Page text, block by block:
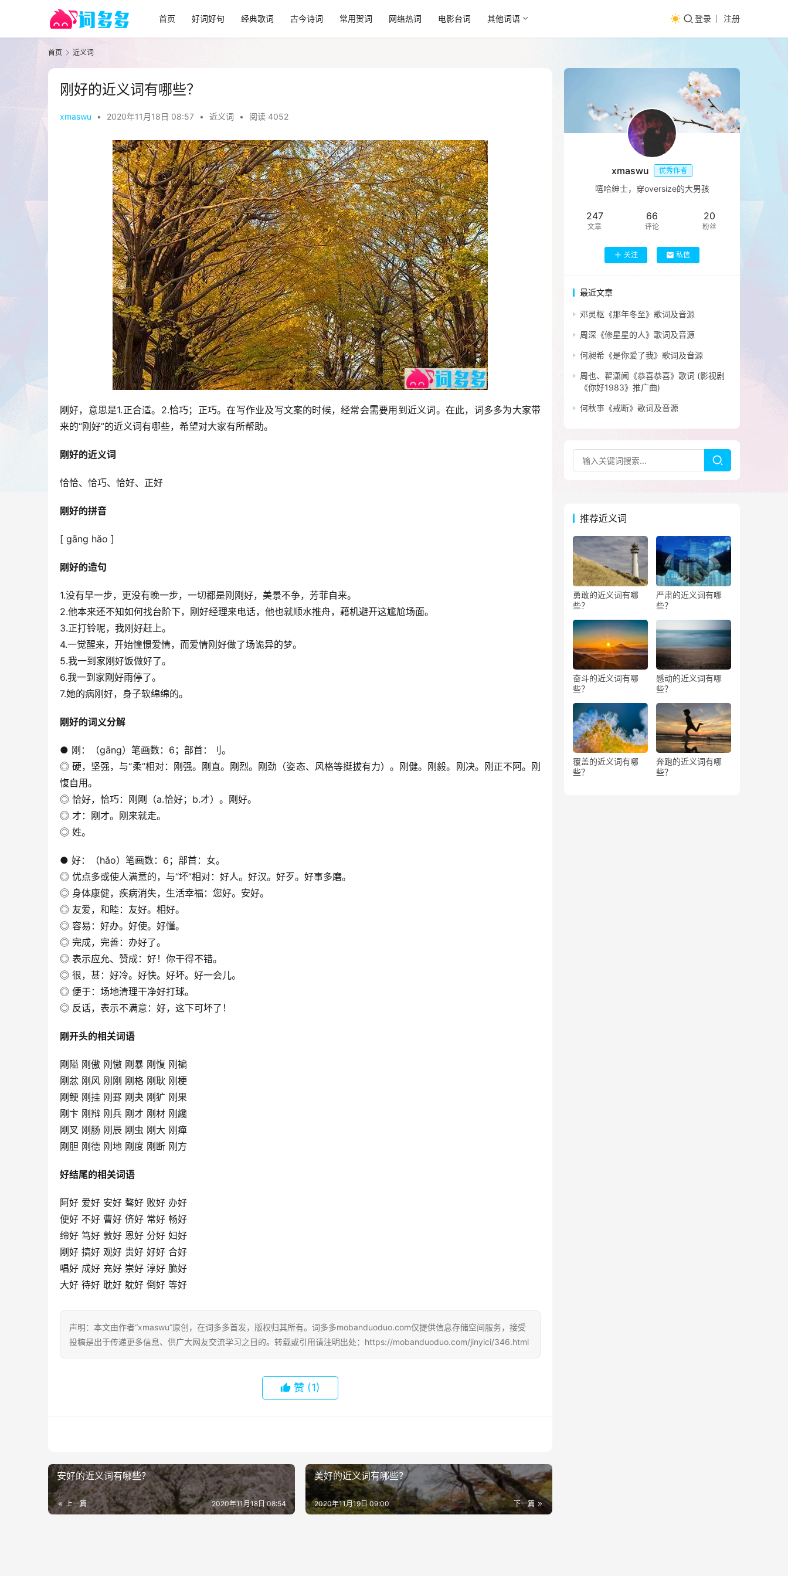
首页 好词好句 经典歌词 古今诗词 常用贺词 网络热词 电影台词 其他词语 登录 注册
首页 近义词
刚好的近义词有哪些？
xmaswu • 2020年11月18日 08:57 • 近义词 • 阅读 4052
刚好，意思是1.正合适。2.恰巧；正巧。在写作业及写文案的时候，经常会需要用到近义词。在此，词多多为大家带
来的“刚好”的近义词有哪些，希望对大家有所帮助。
刚好的近义词
恰恰、恰巧、恰好、正好
刚好的拼音
[ gāng hǎo ]
刚好的造句
1.没有早一步，更没有晚一步，一切都是刚刚好，美景不争，芳菲自来。
2.他本来还不知如何找台阶下，刚好经理来电话，他也就顺水推舟，藉机避开这尴尬场面。
3.正打铃呢，我刚好赶上。
4.一觉醒来，开始憧憬爱情，而爱情刚好做了场诡异的梦。
5.我一到家刚好饭做好了。
6.我一到家刚好雨停了。
7.她的病刚好，身子软绵绵的。
刚好的词义分解
● 刚：（gāng）笔画数：6；部首：刂。
◎ 硬，坚强，与“柔”相对：刚强。刚直。刚烈。刚劲（姿态、风格等挺拔有力）。刚健。刚毅。刚决。刚正不阿。刚
愎自用。
◎ 恰好，恰巧：刚刚（a.恰好；b.才）。刚好。
◎ 才：刚才。刚来就走。
◎ 姓。
● 好：（hǎo）笔画数：6；部首：女。
◎ 优点多或使人满意的，与“坏”相对：好人。好汉。好歹。好事多磨。
◎ 身体康健，疾病消失，生活幸福：您好。安好。
◎ 友爱，和睦：友好。相好。
◎ 容易：好办。好使。好懂。
◎ 完成，完善：办好了。
◎ 表示应允、赞成：好！你干得不错。
◎ 很，甚：好冷。好快。好坏。好一会儿。
◎ 便于：场地清理干净好打球。
◎ 反话，表示不满意：好，这下可坏了！
刚开头的相关词语
刚隘 刚傲 刚慠 刚暴 刚愎 刚褊
刚忿 刚风 刚刚 刚格 刚耿 刚梗
刚鲠 刚挂 刚罫 刚夬 刚犷 刚果
刚卞 刚辩 刚兵 刚才 刚材 刚纔
刚叉 刚肠 刚辰 刚虫 刚大 刚瘅
刚胆 刚德 刚地 刚度 刚断 刚方
好结尾的相关词语
阿好 爱好 安好 骜好 败好 办好
便好 不好 曹好 侪好 常好 畅好
缔好 笃好 敦好 恩好 分好 妇好
刚好 搞好 观好 贵好 好好 合好
唱好 成好 充好 崇好 淳好 脆好
大好 待好 耽好 躭好 倒好 等好
声明：本文由作者“xmaswu”原创，在词多多首发，版权归其所有。词多多mobanduoduo.com仅提供信息存储空间服务，接受
投稿是出于传递更多信息、供广大网友交流学习之目的。转载或引用请注明出处：https://mobanduoduo.com/jinyici/346.html
赞 (1)
安好的近义词有哪些？
上一篇 2020年11月18日 08:54
美好的近义词有哪些？
下一篇
2020年11月19日 09:00
xmaswu 优秀作者
嘻哈绅士，穿oversize的大男孩
247
文章
66
评论
20
粉丝
关注 私信
最近文章
邓灵枢《那年冬至》歌词及音源
周深《修星星的人》歌词及音源
何昶希《是你爱了我》歌词及音源
周也、翟潇闻《恭喜恭喜》歌词 (影视剧
《你好1983》推广曲)
何秋亊《戒断》歌词及音源
推荐近义词
勇敢的近义词有哪
些？
严肃的近义词有哪
些？
奋斗的近义词有哪
些？
感动的近义词有哪
些？
覆盖的近义词有哪
些？
奔跑的近义词有哪
些？